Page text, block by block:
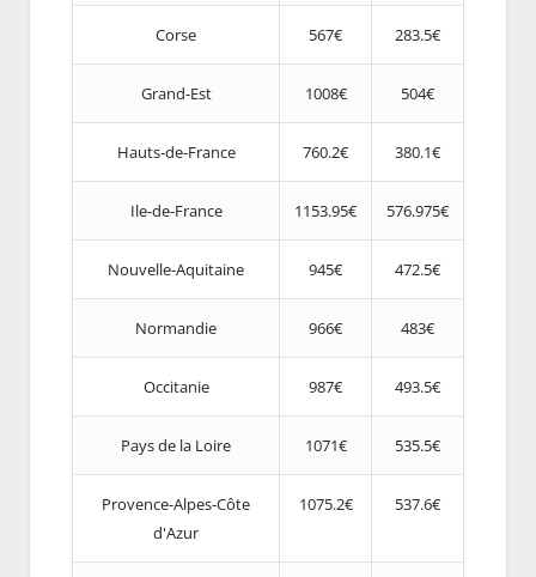
Corse 567€ 283.5€
Grand-Est 1008€ 504€
Hauts-de-France 760.2€ 380.1€
Ile-de-France 1153.95€ 576.975€
Nouvelle-Aquitaine 945€ 472.5€
Normandie 966€ 483€
Occitanie 987€ 493.5€
Pays de la Loire 1071€ 535.5€
Provence-Alpes-Côte
d'Azur
1075.2€ 537.6€